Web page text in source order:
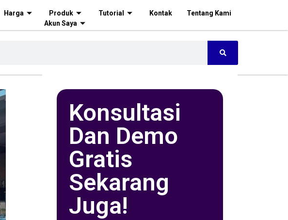
Harga Produk Tutorial Kontak
Tentang Kami
Akun Saya
Konsultasi
Dan Demo
Gratis
Sekarang
Juga!